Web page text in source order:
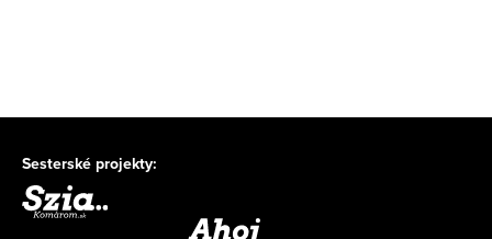
Sesterské projekty: